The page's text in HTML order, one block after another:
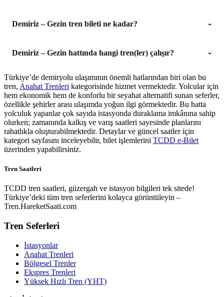
Demiriz – Gezin tren bileti ne kadar?
Demiriz – Gezin hattında hangi tren(ler) çalışır?
Türkiye’de demiryolu ulaşımının önemli hatlarından biri olan bu
tren, Anahat Trenleri kategorisinde hizmet vermektedir. Yolcular için
hem ekonomik hem de konforlu bir seyahat alternatifi sunan seferler,
özellikle şehirler arası ulaşımda yoğun ilgi görmektedir. Bu hatta
yolculuk yapanlar çok sayıda istasyonda duraklama imkânına sahip
olurken; zamanında kalkış ve varış saatleri sayesinde planlarını
rahatlıkla oluşturabilmektedir. Detaylar ve güncel saatler için
kategori sayfasını inceleyebilir, bilet işlemlerini TCDD e-Bilet
üzerinden yapabilirsiniz.
Tren Saatleri
TCDD tren saatleri, güzergah ve istasyon bilgileri tek sitede!
Türkiye’deki tüm tren seferlerini kolayca görüntüleyin –
Tren.HareketSaati.com
Tren Seferleri
İstasyonlar
Anahat Trenleri
Bölgesel Trenler
Ekspres Trenleri
Yüksek Hızlı Tren (YHT)